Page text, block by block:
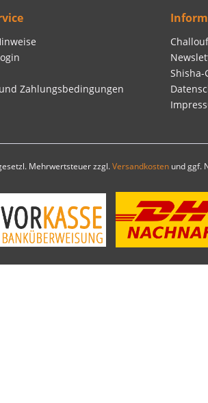
Zahlungsbedingungen
Shisha-
Mehrwertsteuer zzgl.Versandkostenund ggf.